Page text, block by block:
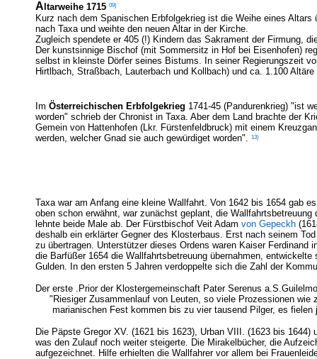
A ltarweihe 1715 09)
Kurz nach dem Spanischen Erbfolgekrieg ist die Weihe eines
nach Taxa und weihte den neuen Altar in der Kirche.
Zugleich spendete er 405 (!) Kindern das Sakrament der Firmung,
Der kunstsinnige Bischof (mit Sommersitz in Hof bei Eisenhofen)
selbst in kleinste Dörfer seines Bistums. In seiner Regierungszeit
Hirtlbach, Straßbach, Lauterbach und Kollbach) und ca. 1.100
Im Österreichischen Erbfolgekrieg 1741-45 (Pandurenkrieg) "ist
worden" schrieb der Chronist in Taxa. Aber dem Land brachte der
Gemein von Hattenhofen (Lkr. Fürstenfeldbruck) mit einem
werden, welcher Gnad sie auch gewürdiget worden". 13)
Taxa war am Anfang eine kleine Wallfahrt. Von 1642 bis 1654 gab
oben schon erwähnt, war zunächst geplant, die
lehnte beide Male ab. Der Fürstbischof Veit Adam von Gepeckh
deshalb ein erklärter Gegner des Klosterbaus. Erst nach seinem
zu übertragen. Unterstützer dieses Ordens waren Kaiser
die Barfüßer 1654 die Wallfahrtsbetreuung übernahmen,
Gulden. In den ersten 5 Jahren verdoppelte sich die Zahl der
Der erste .Prior der Klostergemeinschaft Pater Serenus
"Riesiger Zusammenlauf von Leuten, so viele Prozessionen wie
marianischen Fest kommen bis zu vier tausend Pilger, es fielen
Die Päpste Gregor XV. (1621 bis 1623), Urban VIII. (1623 bis
was den Zulauf noch weiter steigerte. Die Mirakelbücher, die
aufgezeichnet. Hilfe erhielten die Wallfahrer vor allem bei